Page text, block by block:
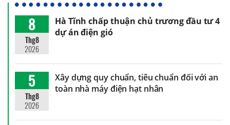
8
Thg8
2026
Hà Tĩnh chấp thuận chủ trương đầu tư 4
dự án điện gió
5
Thg8
2026
Xây dựng quy chuẩn, tiêu chuẩn đối với an
toàn nhà máy điện hạt nhân